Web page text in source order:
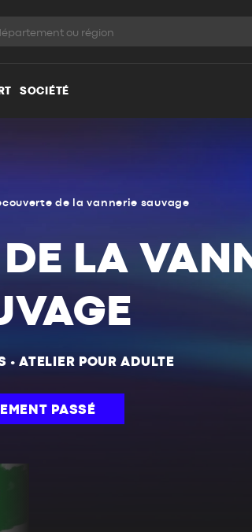
SOCIÉTÉ
de la vannerie sauvage
LA
•ATELIER POUR ADULTE
PASSÉ